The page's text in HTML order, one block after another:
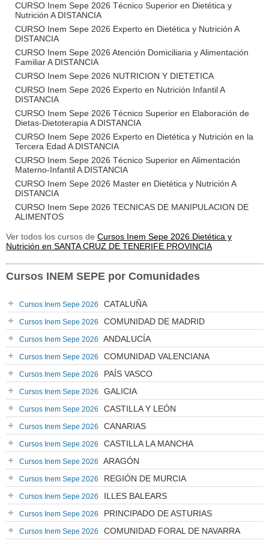
CURSO Inem Sepe 2026 Técnico Superior en Dietética y
Nutrición A DISTANCIA
CURSO Inem Sepe 2026 Experto en Dietética y Nutrición A
DISTANCIA
CURSO Inem Sepe 2026 Atención Domiciliaria y Alimentación
Familiar A DISTANCIA
CURSO Inem Sepe 2026 NUTRICION Y DIETETICA
CURSO Inem Sepe 2026 Experto en Nutrición Infantil A
DISTANCIA
CURSO Inem Sepe 2026 Técnico Superior en Elaboración de
Dietas-Dietoterapia A DISTANCIA
CURSO Inem Sepe 2026 Experto en Dietética y Nutrición en la
Tercera Edad A DISTANCIA
CURSO Inem Sepe 2026 Técnico Superior en Alimentación
Materno-Infantil A DISTANCIA
CURSO Inem Sepe 2026 Master en Dietética y Nutrición A
DISTANCIA
CURSO Inem Sepe 2026 TECNICAS DE MANIPULACION DE
ALIMENTOS
Ver todos los cursos de Cursos Inem Sepe 2026 Dietética y
Nutrición en SANTA CRUZ DE TENERIFE PROVINCIA
Cursos INEM SEPE por Comunidades
Cursos Inem Sepe 2026 CATALUÑA
Cursos Inem Sepe 2026 COMUNIDAD DE MADRID
Cursos Inem Sepe 2026 ANDALUCÍA
Cursos Inem Sepe 2026 COMUNIDAD VALENCIANA
Cursos Inem Sepe 2026 PAÍS VASCO
Cursos Inem Sepe 2026 GALICIA
Cursos Inem Sepe 2026 CASTILLA Y LEÓN
Cursos Inem Sepe 2026 CANARIAS
Cursos Inem Sepe 2026 CASTILLA LA MANCHA
Cursos Inem Sepe 2026 ARAGÓN
Cursos Inem Sepe 2026 REGIÓN DE MURCIA
Cursos Inem Sepe 2026 ILLES BALEARS
Cursos Inem Sepe 2026 PRINCIPADO DE ASTURIAS
Cursos Inem Sepe 2026 COMUNIDAD FORAL DE NAVARRA